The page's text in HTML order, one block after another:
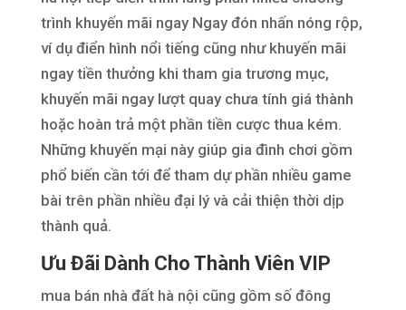
trình khuyến mãi ngay Ngay đón nhấn nóng rộp,
ví dụ điển hình nổi tiếng cũng như khuyến mãi
ngay tiền thưởng khi tham gia trương mục,
khuyến mãi ngay lượt quay chưa tính giá thành
hoặc hoàn trả một phần tiền cược thua kém.
Những khuyến mại này giúp gia đình chơi gồm
phổ biến cần tới để tham dự phần nhiều game
bài trên phần nhiều đại lý và cải thiện thời dịp
thành quả.
Ưu Đãi Dành Cho Thành Viên VIP
mua bán nhà đất hà nội cũng gồm số đông